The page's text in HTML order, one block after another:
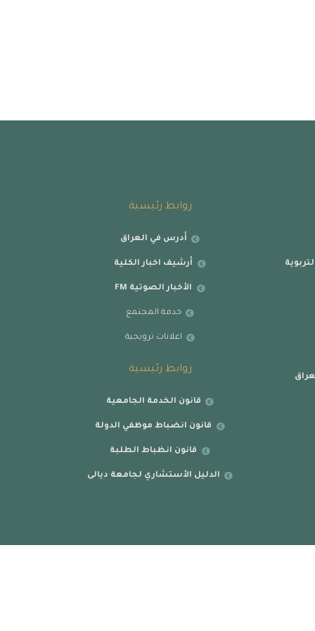
روابط رئيسية
أدرس في العراق
أرشيف اخبار الكلية
الأخبار الصوتية FM
خدمة المجتمع
اعلانات ترويجية
روابط رئيسية
قانون الخدمة الجامعية
قانون انضباط موظفي الدولة
قانون انظباط الطلبة
الدليل الأستشاري لجامعة ديالى